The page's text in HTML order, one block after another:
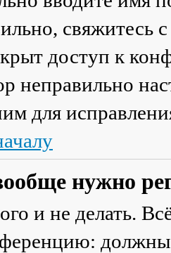
свяжитесь
доступ к
неправильно
для
нужно
и не делать.
должны